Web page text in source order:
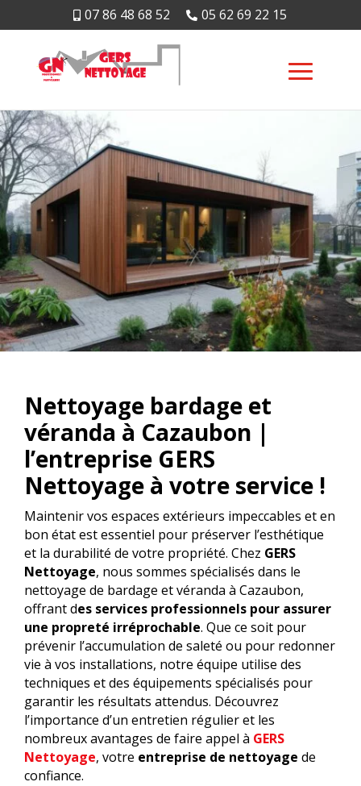
07 86 48 68 52  05 62 69 22 15
Nettoyage bardage et
véranda à Cazaubon |
l’entreprise GERS
Nettoyage à votre service !
Maintenir vos espaces extérieurs impeccables et en
bon état est essentiel pour préserver l’esthétique
et la durabilité de votre propriété. Chez GERS
Nettoyage, nous sommes spécialisés dans le
nettoyage de bardage et véranda à Cazaubon,
offrant des services professionnels pour assurer
une propreté irréprochable. Que ce soit pour
prévenir l’accumulation de saleté ou pour redonner
vie à vos installations, notre équipe utilise des
techniques et des équipements spécialisés pour
garantir les résultats attendus. Découvrez
l’importance d’un entretien régulier et les
nombreux avantages de faire appel à GERS
Nettoyage, votre entreprise de nettoyage de
confiance.